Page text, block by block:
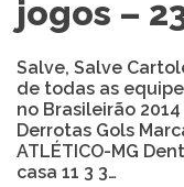
jogos –
Salve, Salve
de todas as
no Brasileirão
Derrotas Gols
ATLÉTICO-MG
casa 11 3 3…